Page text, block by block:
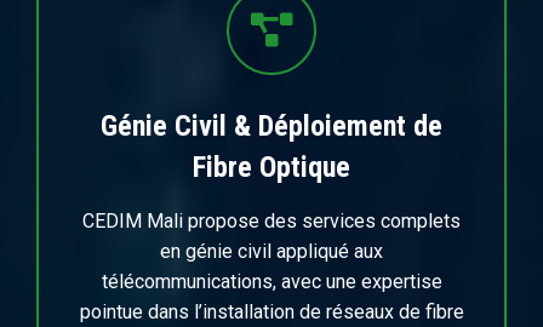
Génie Civil & Déploiement de
Fibre Optique
CEDIM Mali propose des services complets
en génie civil appliqué aux
télécommunications, avec une expertise
pointue dans l’installation de réseaux de fibre